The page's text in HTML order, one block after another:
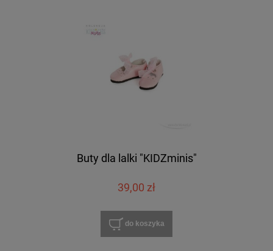
Buty dla lalki "KIDZminis"
39,00 zł
do koszyka